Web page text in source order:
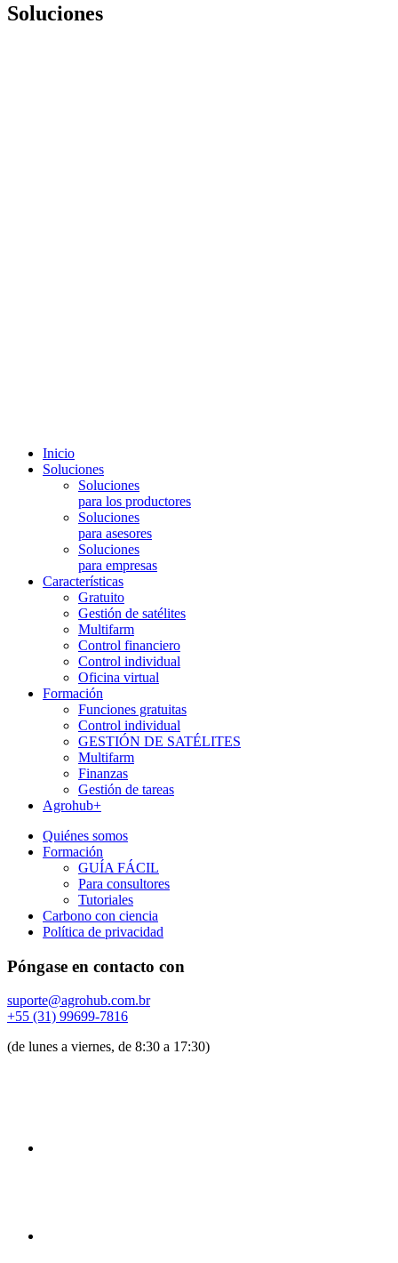
Soluciones
Inicio
Soluciones
Soluciones
para los productores
Soluciones
para asesores
Soluciones
para empresas
Características
Gratuito
Gestión de satélites
Multifarm
Control financiero
Control individual
Oficina virtual
Formación
Funciones gratuitas
Control individual
GESTIÓN DE SATÉLITES
Multifarm
Finanzas
Gestión de tareas
Agrohub+
Quiénes somos
Formación
GUÍA FÁCIL
Para consultores
Tutoriales
Carbono con ciencia
Política de privacidad
Póngase en contacto con
suporte@agrohub.com.br
+55 (31) 99699-7816
(de lunes a viernes, de 8:30 a 17:30)